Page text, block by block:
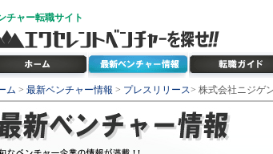
チャー転職サイト
ム > 最新ベンチャー情報 > プレスリリース> 株式会社ニジゲ